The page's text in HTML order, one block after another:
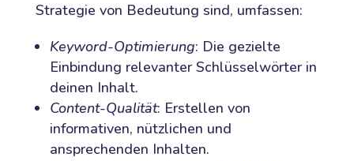
Strategie von Bedeutung sind, umfassen:
Keyword-Optimierung: Die gezielte
Einbindung relevanter Schlüsselwörter in
deinen Inhalt.
Content-Qualität: Erstellen von
informativen, nützlichen und
ansprechenden Inhalten.